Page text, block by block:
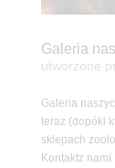
Galeria
utworzone
Galeria
teraz (dopóki
sklepach
Kontaktz